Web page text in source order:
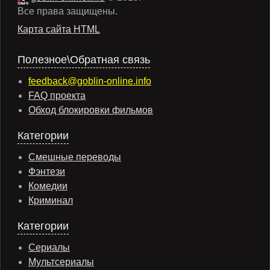
Все права защищены.
Карта сайта HTML
Полезное\Обратная связь
feedback@goblin-online.info
FAQ проекта
Обход блокировки фильмов
Категории
Смешные переводы
Фэнтези
Комедии
Криминал
Категории
Сериалы
Мультсериалы